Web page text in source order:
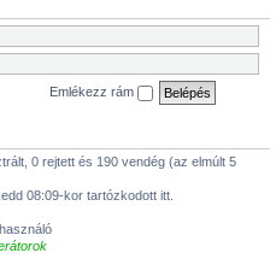
Emlékezz rám
0 rejtett és 190 vendég (az elmúlt 5
08:09-kor tartózkodott itt.